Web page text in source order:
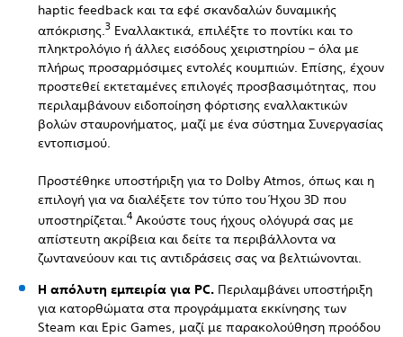
haptic feedback και τα εφέ σκανδαλών δυναμικής
απόκρισης. 3 Εναλλακτικά, επιλέξτε το ποντίκι και το
πληκτρολόγιο ή άλλες εισόδους χειριστηρίου – όλα με
πλήρως προσαρμόσιμες εντολές κουμπιών. Επίσης, έχουν
προστεθεί εκτεταμένες επιλογές προσβασιμότητας, που
περιλαμβάνουν ειδοποίηση φόρτισης εναλλακτικών
βολών σταυρονήματος, μαζί με ένα σύστημα Συνεργασίας
εντοπισμού.
Προστέθηκε υποστήριξη για το Dolby Atmos, όπως και η
επιλογή για να διαλέξετε τον τύπο του Ήχου 3D που
υποστηρίζεται.4 Ακούστε τους ήχους ολόγυρά σας με
απίστευτη ακρίβεια και δείτε τα περιβάλλοντα να
ζωντανεύουν και τις αντιδράσεις σας να βελτιώνονται.
Η απόλυτη εμπειρία για PC. Περιλαμβάνει υποστήριξη
για κατορθώματα στα προγράμματα εκκίνησης των
Steam και Epic Games, μαζί με παρακολούθηση προόδου